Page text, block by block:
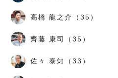
高橋 龍之介（35）
齊藤 康司（35）
佐々 泰知（33）